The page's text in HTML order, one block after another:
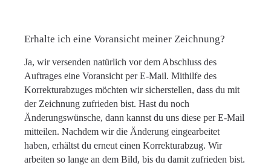
Erhalte ich eine Voransicht meiner Zeichnung?
Ja, wir versenden natürlich vor dem Abschluss des
Auftrages eine Voransicht per E-Mail. Mithilfe des
Korrekturabzuges möchten wir sicherstellen, dass du mit
der Zeichnung zufrieden bist. Hast du noch
Änderungswünsche, dann kannst du uns diese per E-Mail
mitteilen. Nachdem wir die Änderung eingearbeitet
haben, erhältst du erneut einen Korrekturabzug. Wir
arbeiten so lange an dem Bild, bis du damit zufrieden bist.